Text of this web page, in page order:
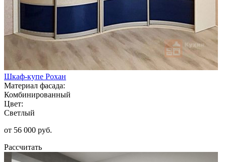
Шкаф-купе Рохан
Материал фасада:
Комбинированный
Цвет:
Светлый
от 56 000 руб.
Рассчитать